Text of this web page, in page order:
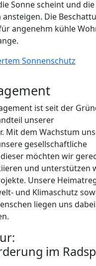
Sonne scheint und die
Die
angenehm kühle
Sonnenschutz
ist seit der
unserer
Mit dem Wachstum
gesellschaftliche
möchten wir
und unterstützen
Unsere
und Klimaschutz
liegen uns dabei
im